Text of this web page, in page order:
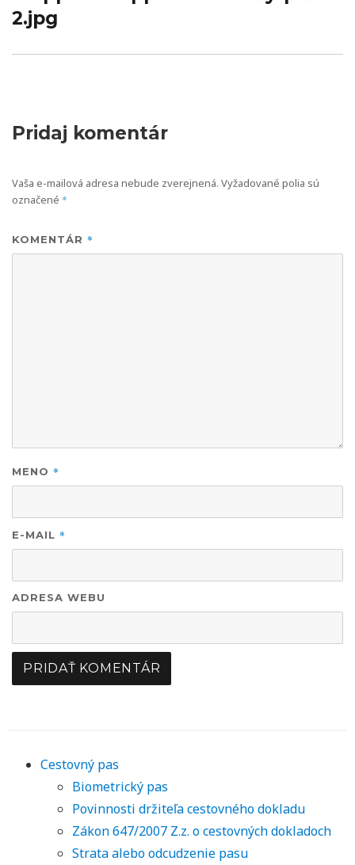
2.jpg
Pridaj komentár
Vaša e-mailová adresa nebude zverejnená. Vyžadované polia sú
označené *
KOMENTÁR *
MENO *
E-MAIL *
ADRESA WEBU
Cestovný pas
Biometrický pas
Povinnosti držiteľa cestovného dokladu
Zákon 647/2007 Z.z. o cestovných dokladoch
Strata alebo odcudzenie pasu